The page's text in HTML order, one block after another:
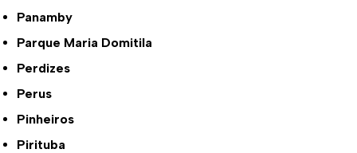
Panamby
Parque Maria Domitila
Perdizes
Perus
Pinheiros
Pirituba